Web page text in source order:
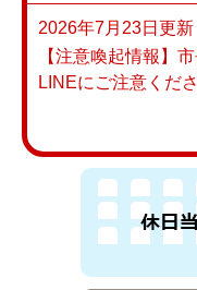
2026年7月23日更新
【注意喚起情報】
LINEにご注意くだ